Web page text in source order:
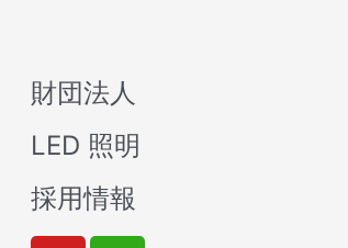
財団法人
LED 照明
採用情報